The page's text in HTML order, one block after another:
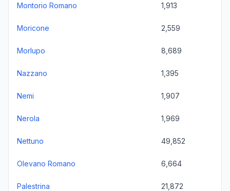
Montorio Romano 1,913
Moricone 2,559
Morlupo 8,689
Nazzano 1,395
Nemi 1,907
Nerola 1,969
Nettuno 49,852
Olevano Romano 6,664
Palestrina 21,872